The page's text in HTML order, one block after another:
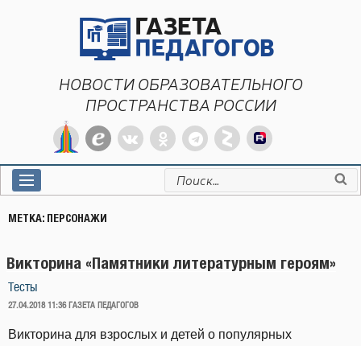
НОВОСТИ ОБРАЗОВАТЕЛЬНОГО
ПРОСТРАНСТВА РОССИИ
Искать:
МЕТКА: ПЕРСОНАЖИ
Викторина «Памятники литературным героям»
Тесты
ОПУБЛИКОВАНО
27.04.2018 11:36 ГАЗЕТА ПЕДАГОГОВ
Викторина для взрослых и детей о популярных